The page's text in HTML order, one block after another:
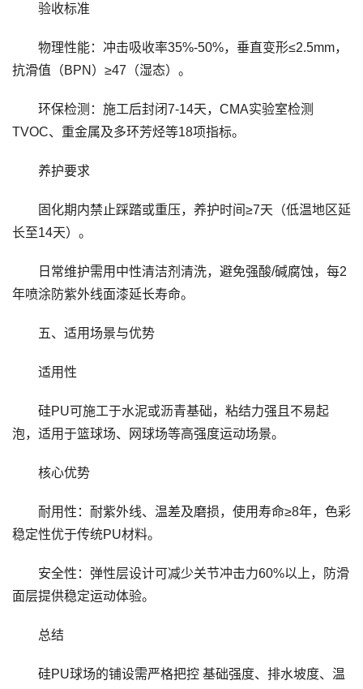
验收标准
物理性能：冲击吸收率35%-50%，垂直变形≤2.5mm，
抗滑值（BPN）≥47（湿态）。
环保检测：施工后封闭7-14天，CMA实验室检测
TVOC、重金属及多环芳烃等18项指标。
养护要求
固化期内禁止踩踏或重压，养护时间≥7天（低温地区延
长至14天）。
日常维护需用中性清洁剂清洗，避免强酸/碱腐蚀，每2
年喷涂防紫外线面漆延长寿命。
五、适用场景与优势
适用性
硅PU可施工于水泥或沥青基础，粘结力强且不易起
泡，适用于篮球场、网球场等高强度运动场景。
核心优势
耐用性：耐紫外线、温差及磨损，使用寿命≥8年，色彩
稳定性优于传统PU材料。
安全性：弹性层设计可减少关节冲击力60%以上，防滑
面层提供稳定运动体验。
总结
硅PU球场的铺设需严格把控 基础强度、排水坡度、温